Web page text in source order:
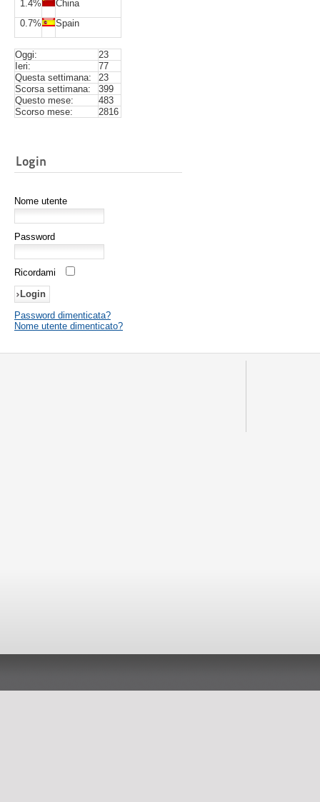
1.4%
China
0.7%
Spain
Oggi:
23
Ieri:
77
Questa settimana:
23
Scorsa settimana:
399
Questo mese:
483
Scorso mese:
2816
Login
Nome utente
Password
Ricordami
Password dimenticata?
Nome utente dimenticato?